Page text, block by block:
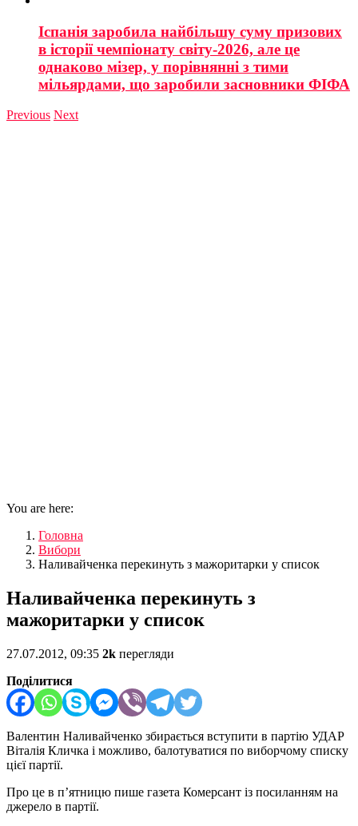
Іспанія заробила найбільшу суму призових
в історії чемпіонату світу-2026, але це
однаково мізер, у порівнянні з тими
мільярдами, що заробили засновники ФІФА
Previous Next
You are here:
Головна
Вибори
Наливайченка перекинуть з мажоритарки у список
Наливайченка перекинуть з
мажоритарки у список
27.07.2012, 09:35 2k перегляди
Поділитися
Валентин Наливайченко збирається вступити в партію УДАР
Віталія Кличка і можливо, балотуватися по виборчому списку
цієї партії.
Про це в п’ятницю пише газета Комерсант із посиланням на
джерело в партії.